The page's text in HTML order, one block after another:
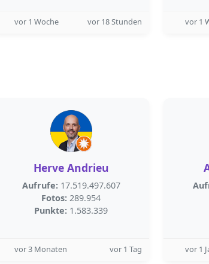
vor 1 Woche vor 18 Stunden vor 1
Herve Andrieu
Aufrufe: 17.519.497.607
Fotos: 289.954
Punkte: 1.583.339
vor 3 Monaten vor 1 Tag vor 1